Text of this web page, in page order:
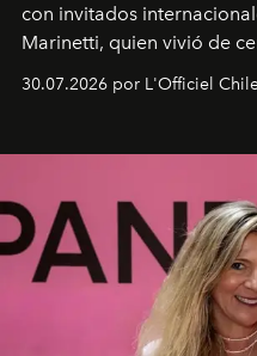
con invitados
Marinetti, quien vivió de
30.07.2026 por L'Officiel